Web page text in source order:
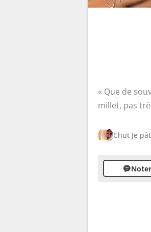
Que de
millet, pas
un goût
préparés
Chut Je